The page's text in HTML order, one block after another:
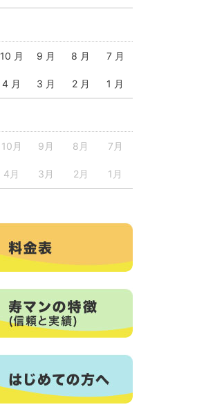
10 月 9 月 8 月 7 月
4 月 3 月 2 月 1 月
10月 9月 8月 7月
4月 3月 2月 1月